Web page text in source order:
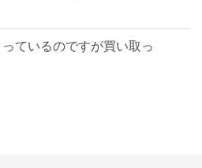
ているのですが買い取っ